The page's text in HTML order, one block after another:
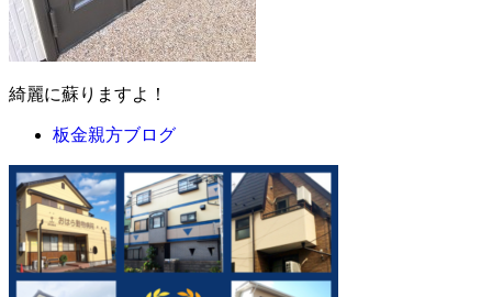
綺麗に蘇りますよ！
板金親方ブログ